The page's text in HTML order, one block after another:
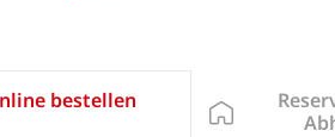
bestellen